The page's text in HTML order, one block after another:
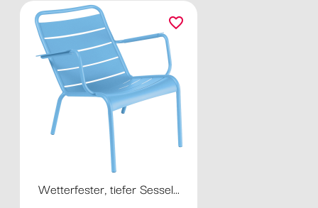
Wetterfester, tiefer Sessel...
favorite_border